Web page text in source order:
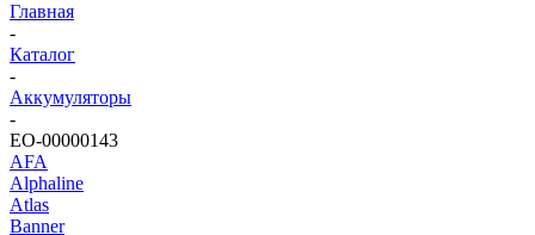
Главная
-
Каталог
-
Аккумуляторы
-
ЕО-00000143
AFA
Alphaline
Atlas
Banner